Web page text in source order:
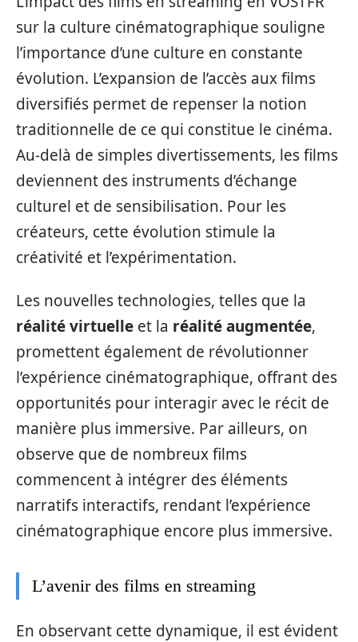
sur la culture cinématographique souligne
l’importance d’une culture en constante
évolution. L’expansion de l’accès aux films
diversifiés permet de repenser la notion
traditionnelle de ce qui constitue le cinéma.
Au-delà de simples divertissements, les films
deviennent des instruments d’échange
culturel et de sensibilisation. Pour les
créateurs, cette évolution stimule la
créativité et l’expérimentation.
Les nouvelles technologies, telles que la
réalité virtuelle et la réalité augmentée,
promettent également de révolutionner
l’expérience cinématographique, offrant des
opportunités pour interagir avec le récit de
manière plus immersive. Par ailleurs, on
observe que de nombreux films
commencent à intégrer des éléments
narratifs interactifs, rendant l’expérience
cinématographique encore plus immersive.
L’avenir des films en streaming
En observant cette dynamique, il est évident